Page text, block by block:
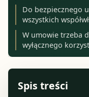
Do bezpiecznego
wszystkich
W umowie trzeba
wyłącznego
Spis treści